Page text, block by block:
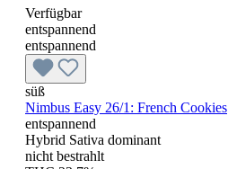
Verfügbar
entspannend
entspannend
süß
Nimbus Easy 26/1: French Cookies
entspannend
Hybrid Sativa dominant
nicht bestrahlt